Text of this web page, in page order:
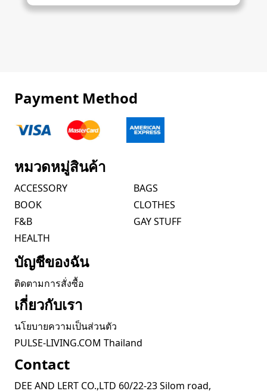
Payment Method
หมวดหมู่สินค้า
ACCESSORY
BAGS
BOOK
CLOTHES
F&B
GAY STUFF
HEALTH
บัญชีของฉัน
ติดตามการสั่งซื้อ
เกี่ยวกับเรา
นโยบายความเป็นส่วนตัว
PULSE-LIVING.COM Thailand
Contact
DEE AND LERT CO.,LTD 60/22-23 Silom road,